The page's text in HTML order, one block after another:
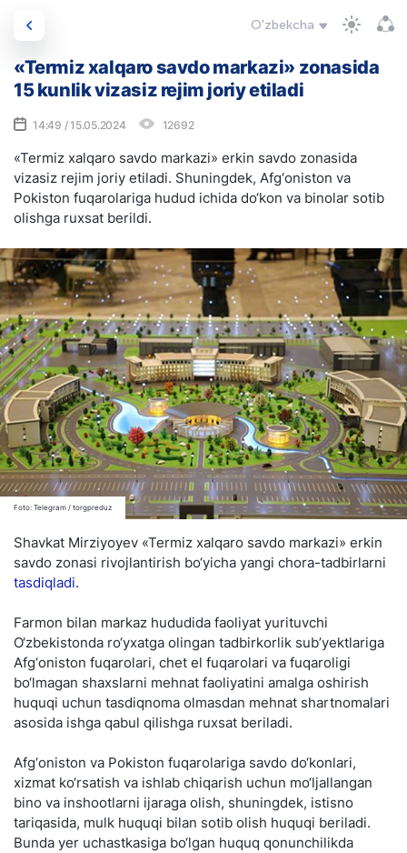
O'zbekcha
«Termiz xalqaro savdo markazi» zonasida
15 kunlik vizasiz rejim joriy etiladi
14:49 / 15.05.2024 12692
«Termiz xalqaro savdo markazi» erkin savdo zonasida
vizasiz rejim joriy etiladi. Shuningdek, Afg‘oniston va
Pokiston fuqarolariga hudud ichida do‘kon va binolar sotib
olishga ruxsat berildi.
Foto: Telegram / torgpreduz
Shavkat Mirziyoyev «Termiz xalqaro savdo markazi» erkin
savdo zonasi rivojlantirish bo‘yicha yangi chora-tadbirlarni
tasdiqladi.
Farmon bilan markaz hududida faoliyat yurituvchi
O‘zbekistonda ro‘yxatga olingan tadbirkorlik sub’yektlariga
Afg‘oniston fuqarolari, chet el fuqarolari va fuqaroligi
bo‘lmagan shaxslarni mehnat faoliyatini amalga oshirish
huquqi uchun tasdiqnoma olmasdan mehnat shartnomalari
asosida ishga qabul qilishga ruxsat beriladi.
Afg‘oniston va Pokiston fuqarolariga savdo do‘konlari,
xizmat ko‘rsatish va ishlab chiqarish uchun mo‘ljallangan
bino va inshootlarni ijaraga olish, shuningdek, istisno
tariqasida, mulk huquqi bilan sotib olish huquqi beriladi.
Bunda yer uchastkasiga bo‘lgan huquq qonunchilikda